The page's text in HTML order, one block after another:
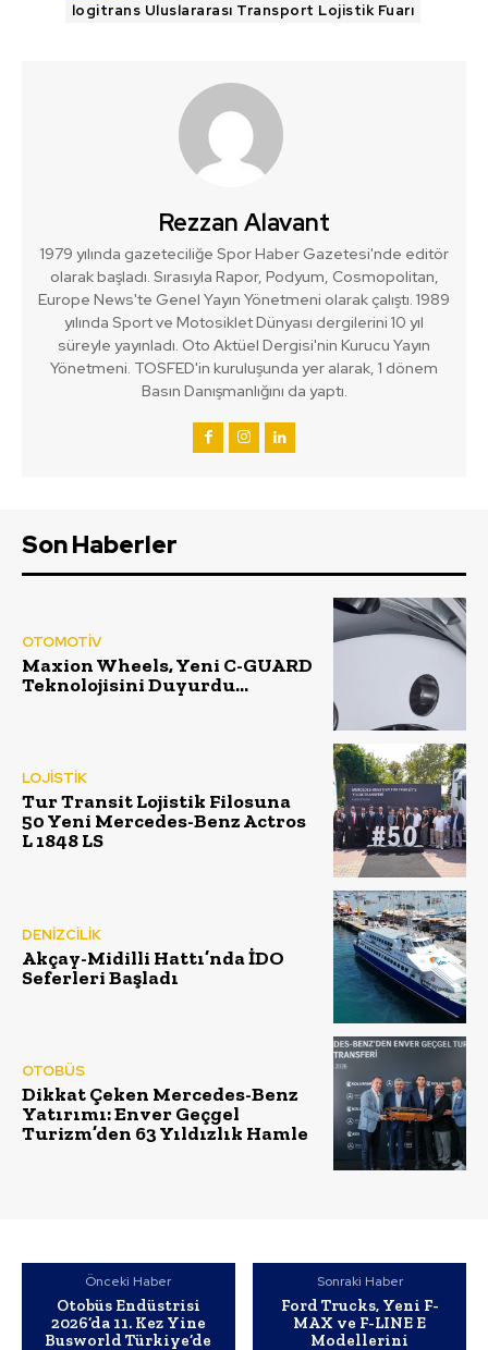
logitrans Uluslararası Transport Lojistik Fuarı
Rezzan Alavant
1979 yılında gazeteciliğe Spor Haber Gazetesi'nde editör
olarak başladı. Sırasıyla Rapor, Podyum, Cosmopolitan,
Europe News'te Genel Yayın Yönetmeni olarak çalıştı. 1989
yılında Sport ve Motosiklet Dünyası dergilerini 10 yıl
süreyle yayınladı. Oto Aktüel Dergisi'nin Kurucu Yayın
Yönetmeni. TOSFED'in kuruluşunda yer alarak, 1 dönem
Basın Danışmanlığını da yaptı.
Son Haberler
OTOMOTİV
Maxion Wheels, Yeni C-GUARD
Teknolojisini Duyurdu…
LOJİSTİK
Tur Transit Lojistik Filosuna
50 Yeni Mercedes-Benz Actros
L 1848 LS
DENİZCİLİK
Akçay-Midilli Hattı’nda İDO
Seferleri Başladı
OTOBÜS
Dikkat Çeken Mercedes-Benz
Yatırımı: Enver Geçgel
Turizm’den 63 Yıldızlık Hamle
Önceki Haber
Otobüs Endüstrisi
2026’da 11. Kez Yine
Busworld Türkiye’de
Sonraki Haber
Ford Trucks, Yeni F-
MAX ve F-LINE E
Modellerini